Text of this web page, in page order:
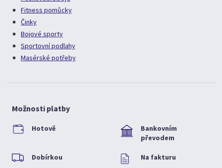
Fitness pomůcky
Činky
Bojové sporty
Sportovní podlahy
Masérské potřeby
Možnosti platby
Hotově
Bankovním
převodem
Dobírkou Na fakturu